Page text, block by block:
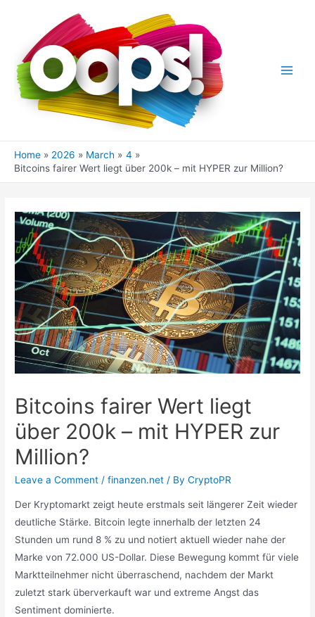
Home 2026 March
4
Bitcoins fairer Wert liegt über 200k – mit HYPER zur Million?
Bitcoins fairer Wert liegt
über 200k – mit HYPER zur
Million?
Leave a Comment /finanzen.net / ByCryptoPR
Der Kryptomarkt zeigt heute erstmals seit längerer Zeit wieder
deutliche Stärke. Bitcoin legte innerhalb der letzten 24
Stunden um rund 8 % zu und notiert aktuell wieder nahe der
Marke von 72.000 US-Dollar. Diese Bewegung kommt für viele
Marktteilnehmer nicht überraschend, nachdem der Markt
zuletzt stark überverkauft war und extreme Angst das
Sentiment dominierte.